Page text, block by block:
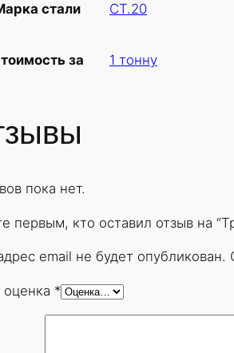
стали СТ.20
за 1 тонну
пока нет.
первым, кто оставил отзыв на
email не будет опубликован.
*